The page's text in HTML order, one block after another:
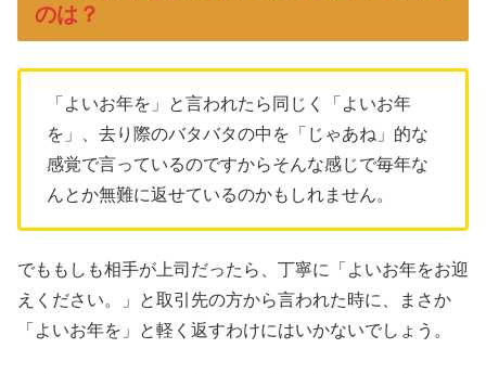
のは？
「よいお年を」と言われたら同じく「よいお年
を」、去り際のバタバタの中を「じゃあね」的な
感覚で言っているのですからそんな感じで毎年な
んとか無難に返せているのかもしれません。
でももしも相手が上司だったら、丁寧に「よいお年をお迎
えください。」と取引先の方から言われた時に、まさか
「よいお年を」と軽く返すわけにはいかないでしょう。